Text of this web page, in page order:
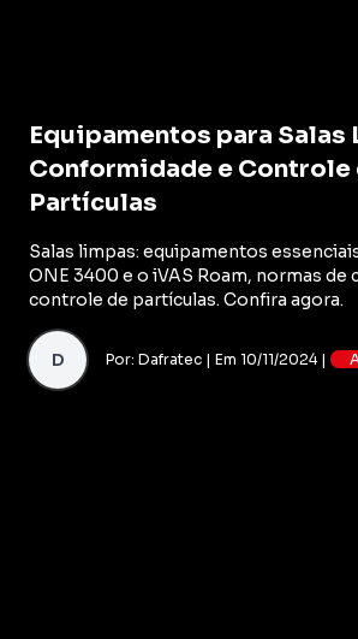
Equipamentos para Salas
Conformidade e Controle
Partículas
Salas limpas: equipamentos
ONE 3400 e o iVAS Roam, normas de
controle de partículas. Confira agora.
D Por: Dafratec | Em 10/11/2024 |